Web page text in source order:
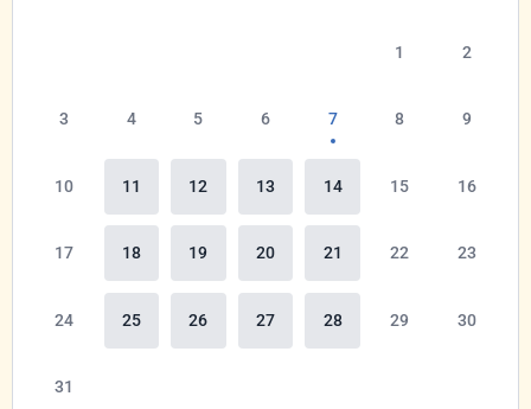
1 2
3 4 5 6 7 8 9
10 11 12 13 14 15 16
17 18 19 20 21 22 23
24 25 26 27 28 29 30
31